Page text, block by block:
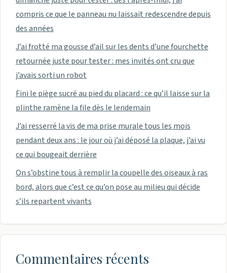
compris ce que le panneau nu laissait redescendre depuis
des années
J’ai frotté ma gousse d’ail sur les dents d’une fourchette
retournée juste pour tester : mes invités ont cru que
j’avais sorti un robot
Fini le piège sucré au pied du placard : ce qu’il laisse sur la
plinthe ramène la file dès le lendemain
J’ai resserré la vis de ma prise murale tous les mois
pendant deux ans : le jour où j’ai déposé la plaque, j’ai vu
ce qui bougeait derrière
On s’obstine tous à remplir la coupelle des oiseaux à ras
bord, alors que c’est ce qu’on pose au milieu qui décide
s’ils repartent vivants
Commentaires récents